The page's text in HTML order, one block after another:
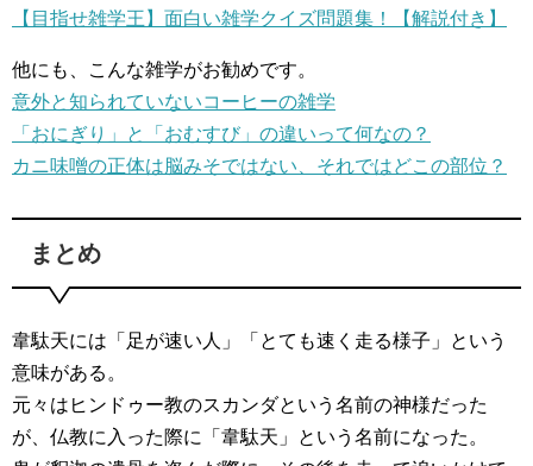
【目指せ雑学王】面白い雑学クイズ問題集！【解説付き】
他にも、こんな雑学がお勧めです。
意外と知られていないコーヒーの雑学
「おにぎり」と「おむすび」の違いって何なの？
カニ味噌の正体は脳みそではない、それではどこの部位？
まとめ
韋駄天には「足が速い人」「とても速く走る様子」という
意味がある。
元々はヒンドゥー教のスカンダという名前の神様だった
が、仏教に入った際に「韋駄天」という名前になった。